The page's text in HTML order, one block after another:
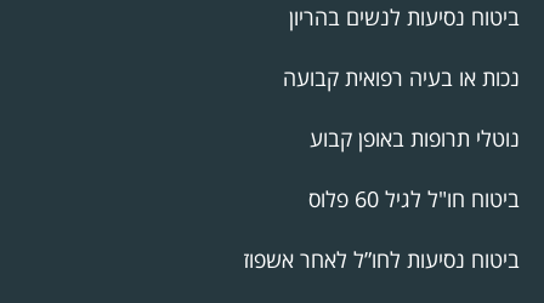
ביטוח נסיעות לנשים בהריון
נכות או בעיה רפואית קבועה
נוטלי תרופות באופן קבוע
ביטוח חו"ל לגיל 60 פלוס
ביטוח נסיעות לחו”ל לאחר אשפוז